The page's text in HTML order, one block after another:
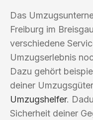
Das
Freiburg im
verschiedene
Umzugserlebnis
Dazu gehört
deiner
Umzugshelfer.
Sicherheit deiner